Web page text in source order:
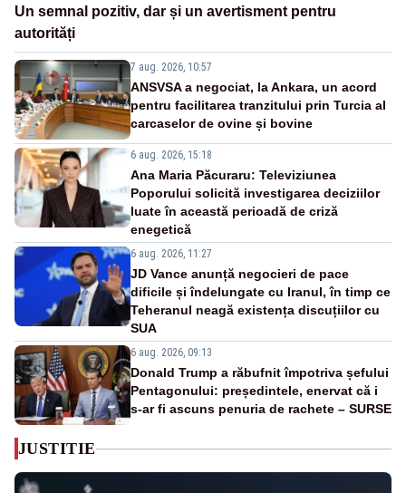
Un semnal pozitiv, dar și un avertisment pentru
autorități
7 aug. 2026, 10:57
ANSVSA a negociat, la Ankara, un acord
pentru facilitarea tranzitului prin Turcia al
carcaselor de ovine și bovine
6 aug. 2026, 15:18
Ana Maria Păcuraru: Televiziunea
Poporului solicită investigarea deciziilor
luate în această perioadă de criză
enegetică
6 aug. 2026, 11:27
JD Vance anunță negocieri de pace
dificile și îndelungate cu Iranul, în timp ce
Teheranul neagă existența discuțiilor cu
SUA
6 aug. 2026, 09:13
Donald Trump a răbufnit împotriva șefului
Pentagonului: președintele, enervat că i
s-ar fi ascuns penuria de rachete – SURSE
JUSTITIE